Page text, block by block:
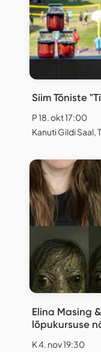
Siim Tõniste
P 18. okt 17:00
Kanuti Gildi Saal,
Elina Masing
lõpukursuse
K 4. nov 19:30